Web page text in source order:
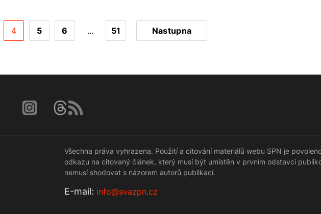
4 5 6 ... 51 Nastupna
Všechna práva vyhrazena. Použití a citování materiálů webu SPN je
odkazu na citovaný článek, který musí být umístěn v prvním odstavci
nemusí shodovat s názorem autorů publikací.
Е-mail: info@svazpn.cz